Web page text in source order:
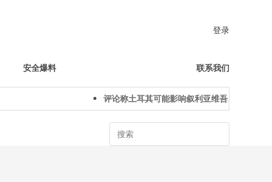
登录
安全爆料 联系我们
评论称土耳其可能影响叙利亚维吾尔人下一代
Search